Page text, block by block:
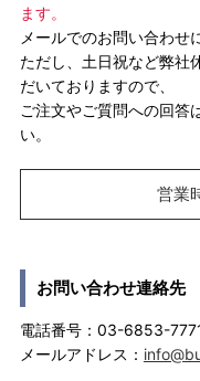
ます。
メールでのお問い合わせ
ただし、土日祝など弊社
だいておりますので、
ご注文やご質問への回答
い。
営業
お問い合わせ連絡先
電話番号：03-6853-
メールアドレス：